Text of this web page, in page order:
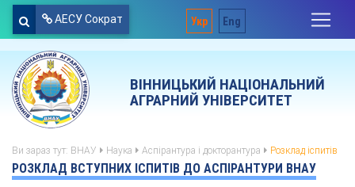
АЕСУ Сократ Укр Eng
ВІННИЦЬКИЙ НАЦІОНАЛЬНИЙ
АГРАРНИЙ УНІВЕРСИТЕТ
Ви зараз тут: ВНАУ Наука Аспірантура і докторантура Розклад іспитів
РОЗКЛАД ВСТУПНИХ ІСПИТІВ ДО АСПІРАНТУРИ ВНАУ